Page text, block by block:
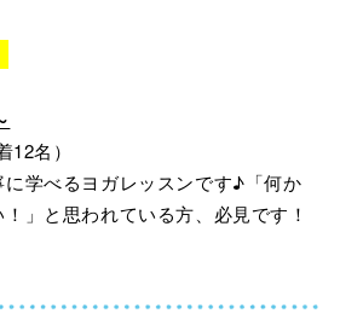
12名）
学べるヨガレッスンです♪「何か
」と思われている方、必見です！